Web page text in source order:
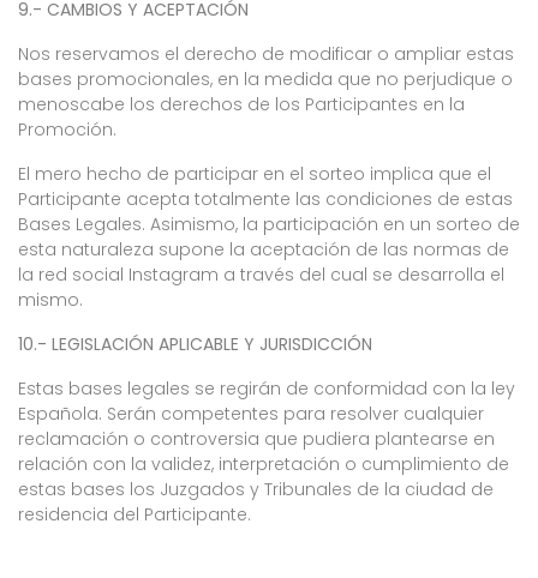
9.- CAMBIOS Y ACEPTACIÓN
Nos reservamos el derecho de modificar o ampliar estas
bases promocionales, en la medida que no perjudique o
menoscabe los derechos de los Participantes en la
Promoción.
El mero hecho de participar en el sorteo implica que el
Participante acepta totalmente las condiciones de estas
Bases Legales. Asimismo, la participación en un sorteo de
esta naturaleza supone la aceptación de las normas de
la red social Instagram a través del cual se desarrolla el
mismo.
10.- LEGISLACIÓN APLICABLE Y JURISDICCIÓN
Estas bases legales se regirán de conformidad con la ley
Española. Serán competentes para resolver cualquier
reclamación o controversia que pudiera plantearse en
relación con la validez, interpretación o cumplimiento de
estas bases los Juzgados y Tribunales de la ciudad de
residencia del Participante.